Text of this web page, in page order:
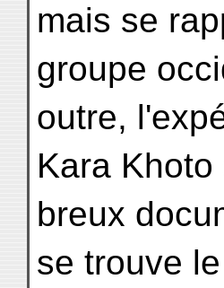
mais se
groupe
outre,
Kara Khoto
breux
se trouve